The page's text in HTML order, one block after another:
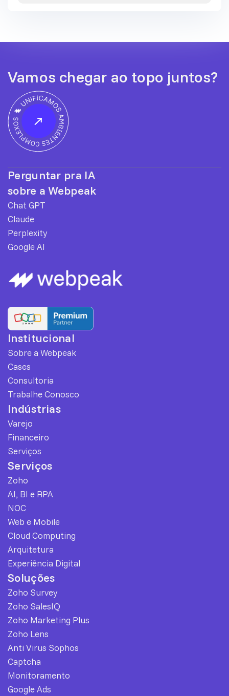
Vamos chegar ao topo juntos?
Perguntar pra IA
sobre a Webpeak
Chat GPT
Claude
Perplexity
Google AI
Institucional
Sobre a Webpeak
Cases
Consultoria
Trabalhe Conosco
Indústrias
Varejo
Financeiro
Serviços
Serviços
Zoho
AI, BI e RPA
NOC
Web e Mobile
Cloud Computing
Arquitetura
Experiência Digital
Soluções
Zoho Survey
Zoho SalesIQ
Zoho Marketing Plus
Zoho Lens
Anti Virus Sophos
Captcha
Monitoramento
Google Ads